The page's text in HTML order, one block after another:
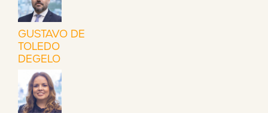
GUSTAVO DE
TOLEDO
DEGELO